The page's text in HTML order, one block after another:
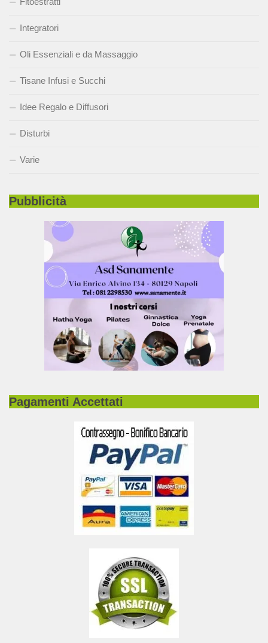
Integratori
Oli Essenziali e da Massaggio
Tisane Infusi e Succhi
Idee Regalo e Diffusori
Disturbi
Varie
Pubblicità
Pagamenti Accettati